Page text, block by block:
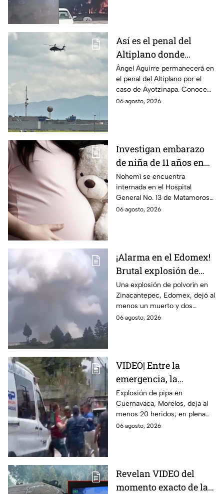
Así es el penal del
Altiplano donde
permanecerá Ángel
Aguirre por caso
Ayotzinapa
Ángel Aguirre permanecerá en
el penal del Altiplano por el
caso de Ayotzinapa. Conoce
dónde está, cómo es esta
06 agosto, 2026
Investigan embarazo
de niña de 11 años en
Matamoros,
Tamaulipas; ¿qué pasó
con Nohemí?
Nohemí se encuentra
internada en el Hospital
General No. 13 de Matamoros
tras complicaciones por un
06 agosto, 2026
¡Alarma en el Edomex!
Brutal explosión de
polvorín en Santa
María del Monte,
Zinacantepec; reportan
al menos un muerto y
Una explosión de polvorín en
Zinacantepec, Edomex, dejó al
menos un muerto y dos
heridos; autoridades atiende la
06 agosto, 2026
VIDEO| Entre la
emergencia, la
desesperación y el
llanto de un niño;
adultos desatan pelea
tras explosión de pipa
Explosión de pipa en
Cuernavaca, Morelos, deja al
menos 20 heridos; en plena
emergencia, dos hombres
06 agosto, 2026
Revelan VIDEO del
momento exacto de la